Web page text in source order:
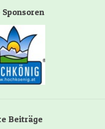
Sponsoren
Beiträge